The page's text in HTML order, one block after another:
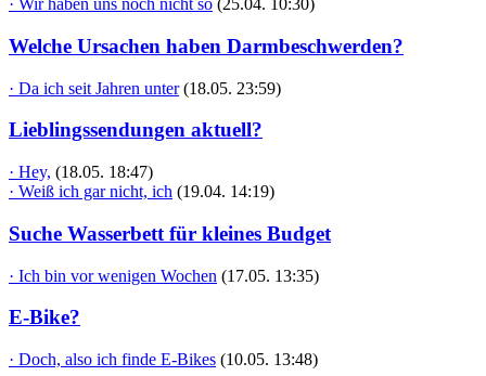
· Wir haben uns noch nicht so (25.04. 10:30)
Welche Ursachen haben Darmbeschwerden?
· Da ich seit Jahren unter (18.05. 23:59)
Lieblingssendungen aktuell?
· Hey, (18.05. 18:47)
· Weiß ich gar nicht, ich (19.04. 14:19)
Suche Wasserbett für kleines Budget
· Ich bin vor wenigen Wochen (17.05. 13:35)
E-Bike?
· Doch, also ich finde E-Bikes (10.05. 13:48)